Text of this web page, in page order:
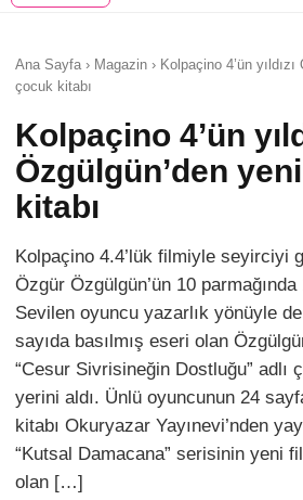
Ana Sayfa › Magazin › Kolpaçino 4’ün
çocuk kitabı
Kolpaçino 4’ün
Özgülgün’den
kitabı
Kolpaçino 4.4’lük filmiyle seyirciyi
Özgür Özgülgün’ün 10
Sevilen oyuncu yazarlık yönüyle de
sayıda basılmış eseri olan
“Cesur Sivrisineğin Dostluğu” adlı
yerini aldı. Ünlü oyuncunun 24
kitabı Okuryazar Yayınevi’nden
“Kutsal Damacana” serisinin yeni
olan […]